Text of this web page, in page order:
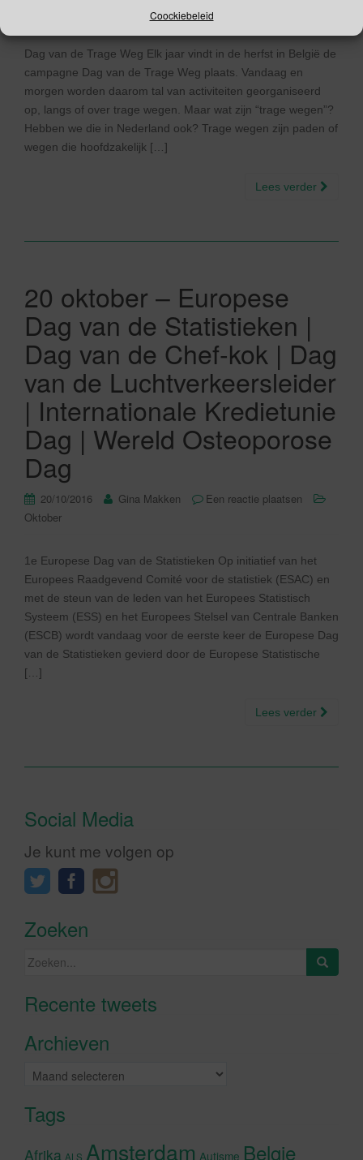
Coockiebeleid
Dag van de Trage Weg Elk jaar vindt in de herfst in België de
campagne Dag van de Trage Weg plaats. Vandaag en
morgen worden daarom tal van activiteiten georganiseerd
op, langs of over trage wegen. Maar wat zijn “trage wegen”?
Hebben we die in Nederland ook? Trage wegen zijn paden of
wegen die hoofdzakelijk […]
Lees verder
20 oktober – Europese
Dag van de Statistieken |
Dag van de Chef-kok | Dag
van de Luchtverkeersleider
| Internationale Kredietunie
Dag | Wereld Osteoporose
Dag
20/10/2016 Gina Makken
Een reactie plaatsen
Oktober
1e Europese Dag van de Statistieken Op initiatief van het
Europees Raadgevend Comité voor de statistiek (ESAC) en
met de steun van de leden van het Europees Statistisch
Systeem (ESS) en het Europees Stelsel van Centrale Banken
(ESCB) wordt vandaag voor de eerste keer de Europese Dag
van de Statistieken gevierd door de Europese Statistische
[…]
Lees verder
Social Media
Je kunt me volgen op
Zoeken
Zoeken
Recente tweetsKlik om marketing cookies te
Archieven
Archieven
Tags
Afrika ALS Amsterdam Autisme Belgie